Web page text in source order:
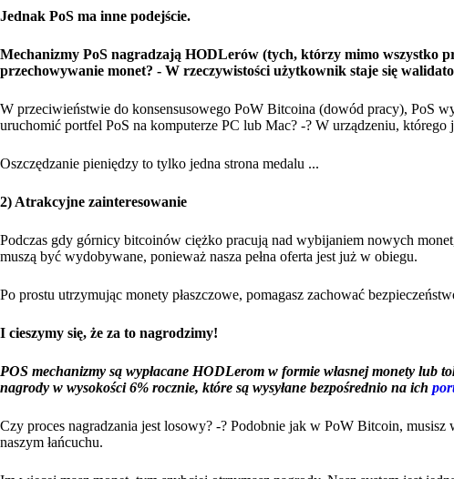
Jednak PoS ma inne podejście.
Mechanizmy PoS nagradzają HODLerów (tych, którzy mimo wszystko
przechowywanie monet? - W rzeczywistości użytkownik staje się
W przeciwieństwie do konsensusowego PoW Bitcoina (dowód pracy), PoS
uruchomić portfel PoS na komputerze PC lub Mac? -? W urządzeniu,
Oszczędzanie pieniędzy to tylko jedna strona medalu ...
2) Atrakcyjne zainteresowanie
Podczas gdy górnicy bitcoinów ciężko pracują nad wybijaniem nowych
muszą być wydobywane, ponieważ nasza pełna oferta jest już w obiegu.
Po prostu utrzymując monety płaszczowe, pomagasz zachować
I cieszymy się, że za to nagrodzimy!
POS mechanizmy są wypłacane HODLerom w formie własnej monety lub
nagrody w wysokości 6% rocznie, które są wysyłane bezpośrednio na ich
Czy proces nagradzania jest losowy? -? Podobnie jak w PoW Bitcoin,
naszym łańcuchu.